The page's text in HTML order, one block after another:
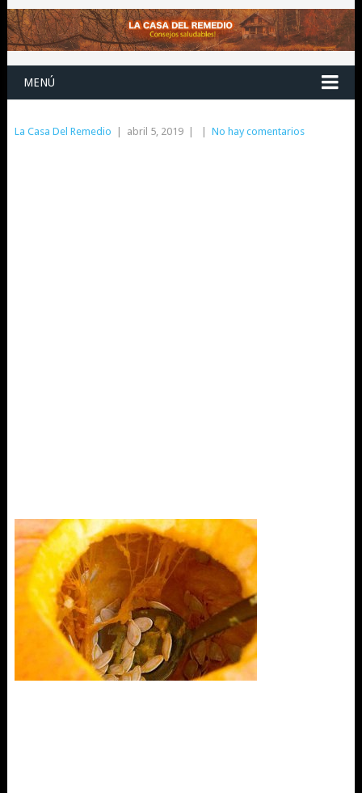
MENÚ
La Casa Del Remedio abril 5, 2019 No hay comentarios